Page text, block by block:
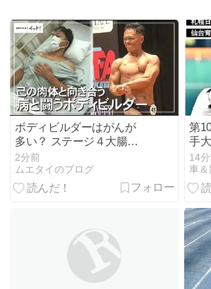
ボディビルダーはがんが
多い？ ステージ４大腸が
ん、肝臓転移 己の肉体と
向き合う 病と闘うボディ
ビ
2分前
ムエタイのブログ
第
手
覧
14